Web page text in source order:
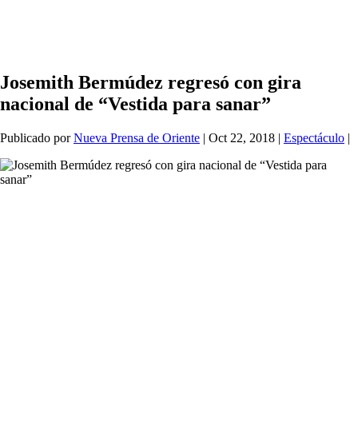
Josemith Bermúdez regresó con gira
nacional de “Vestida para sanar”
Publicado porNueva Prensa de Oriente | Oct 22, 2018 | Espectáculo |